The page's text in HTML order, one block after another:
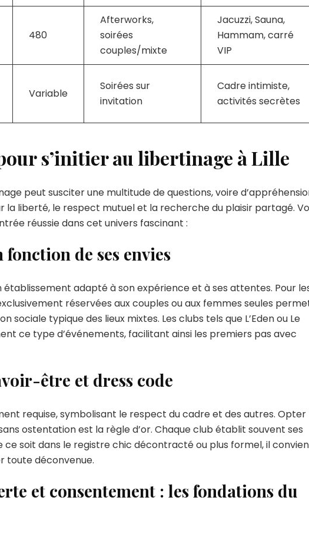
480
Afterworks,
soirées
couples/mixte
Jacuzzi, Sauna,
Hammam, carré
VIP
Variable
Soirées sur
invitation
Cadre intimiste,
activités secrètes
s’initier au libertinage à Lille
peut susciter une multitude de questions, voire
la liberté, le respect mutuel et la recherche du plaisir partagé.
réussie dans cet univers fascinant :
de ses envies
adapté à son expérience et à ses attentes. Pour
réservées aux couples ou aux femmes seules
sociale typique des lieux mixtes. Les clubs tels que L’Eden ou Le
ce type d’événements, facilitant ainsi les premiers pas avec
être et dress code
requise, symbolisant le respect du cadre et des autres. Opter
ostentation est la règle d’or. Chaque club établit souvent ses
soit dans le registre chic décontracté ou plus formel, il
toute déconvenue.
et consentement : les fondations du